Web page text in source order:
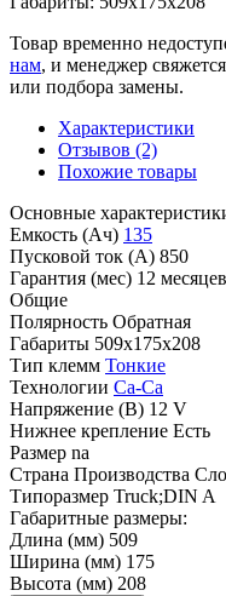
Товар временно
нам, и менеджер
или подбора замены.
Характеристики
Отзывов (2)
Похожие товары
Основные
Емкость (Ач) 135
Пусковой ток (А) 850
Гарантия (мес) 12 месяцев
Общие
Полярность Обратная
Габариты 509x175x208
Тип клемм Тонкие
Технологии Ca-Ca
Напряжение (В) 12 V
Нижнее крепление Есть
Размер na
Страна Производства
Типоразмер Truck;DIN A
Габаритные размеры:
Длина (мм) 509
Ширина (мм) 175
Высота (мм) 208